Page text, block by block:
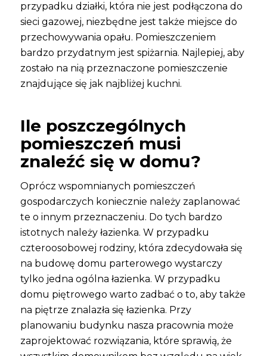
przypadku działki, która nie jest podłączona do
sieci gazowej, niezbędne jest także miejsce do
przechowywania opału. Pomieszczeniem
bardzo przydatnym jest spiżarnia. Najlepiej, aby
zostało na nią przeznaczone pomieszczenie
znajdujące się jak najbliżej kuchni.
Ile poszczególnych
pomieszczeń musi
znaleźć się w domu?
Oprócz wspomnianych pomieszczeń
gospodarczych koniecznie należy zaplanować
te o innym przeznaczeniu. Do tych bardzo
istotnych należy łazienka. W przypadku
czteroosobowej rodziny, która zdecydowała się
na budowę domu parterowego wystarczy
tylko jedna ogólna łazienka. W przypadku
domu piętrowego warto zadbać o to, aby także
na piętrze znalazła się łazienka. Przy
planowaniu budynku nasza pracownia może
zaprojektować rozwiązania, które sprawią, że